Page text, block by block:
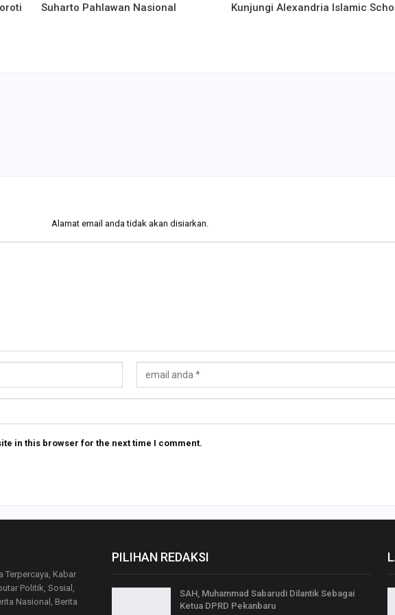
Suharto Pahlawan Nasional Kunjungi Alexandria Islamic
Alamat email anda tidak akan disiarkan.
in this browser for the next time I comment.
Terpercaya, Kabar
Politik, Sosial,
Nasional, Berita
PILIHAN REDAKSI
SAH, Muhammad Sabarudi Dilantik Sebagai
Ketua DPRD Pekanbaru